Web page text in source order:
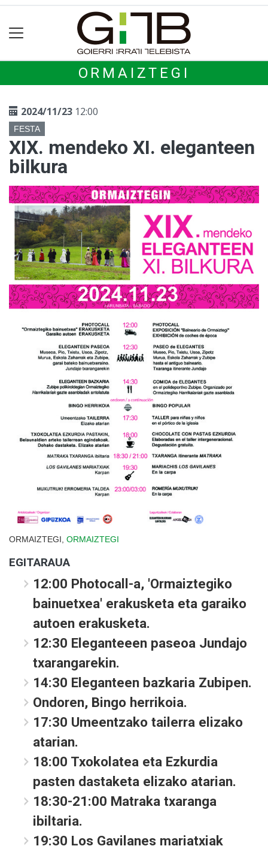
ORMAIZTEGI
2024/11/23 12:00
FESTA
XIX. mendeko XI. eleganteen
bilkura
ORMAIZTEGI, ORMAIZTEGI
EGITARAUA
12:00 Photocall-a, 'Ormaiztegiko
bainuetxea' erakusketa eta garaiko
autoen erakusketa.
12:30 Eleganteeen paseoa Jundajo
txarangarekin.
14:30 Eleganteen bazkaria Zubipen.
Ondoren, Bingo herrikoia.
17:30 Umeentzako tailerra elizako
atarian.
18:00 Txokolatea eta Ezkurdia
pasten dastaketa elizako atarian.
18:30-21:00 Matraka txaranga
ibiltaria.
19:30 Los Gavilanes mariatxiak